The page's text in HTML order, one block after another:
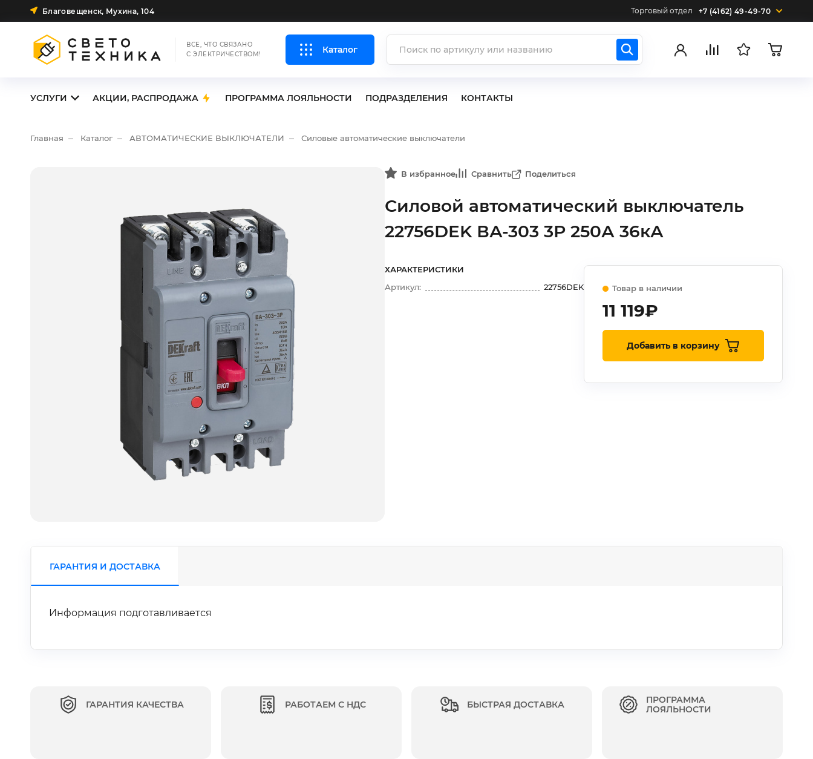
Благовещенск, Мухина, 104 Торговый отдел +7 (4162) 49-49-70
ВСЕ, ЧТО СВЯЗАНО
С ЭЛЕКТРИЧЕСТВОМ!
Каталог
УСЛУГИ АКЦИИ, РАСПРОДАЖА ПРОГРАММА ЛОЯЛЬНОСТИ ПОДРАЗДЕЛЕНИЯ КОНТАКТЫ
Главная Каталог АВТОМАТИЧЕСКИЕ ВЫКЛЮЧАТЕЛИ Силовые автоматические выключатели
В избранное Сравнить Поделиться
Силовой автоматический выключатель
22756DEK ВА-303 3Р 250А 36кА
ХАРАКТЕРИСТИКИ
Артикул:
22756DEK Товар в наличии
11 119₽
Добавить в корзину
ГАРАНТИЯ И ДОСТАВКА
Информация подготавливается
ГАРАНТИЯ КАЧЕСТВА РАБОТАЕМ С НДС БЫСТРАЯ ДОСТАВКА
ПРОГРАММА
ЛОЯЛЬНОСТИ